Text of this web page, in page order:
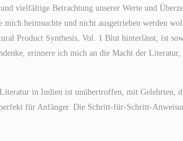
vielfältige Betrachtung unserer Werte und
mich heimsuchte und nicht ausgetrieben werden
Product Synthesis, Vol. 1 Blut hinterlässt, ist
erinnere ich mich an die Macht der
in Indien ist unübertroffen, mit Gelehrten,
für Anfänger. Die Schritt-für-Schritt-